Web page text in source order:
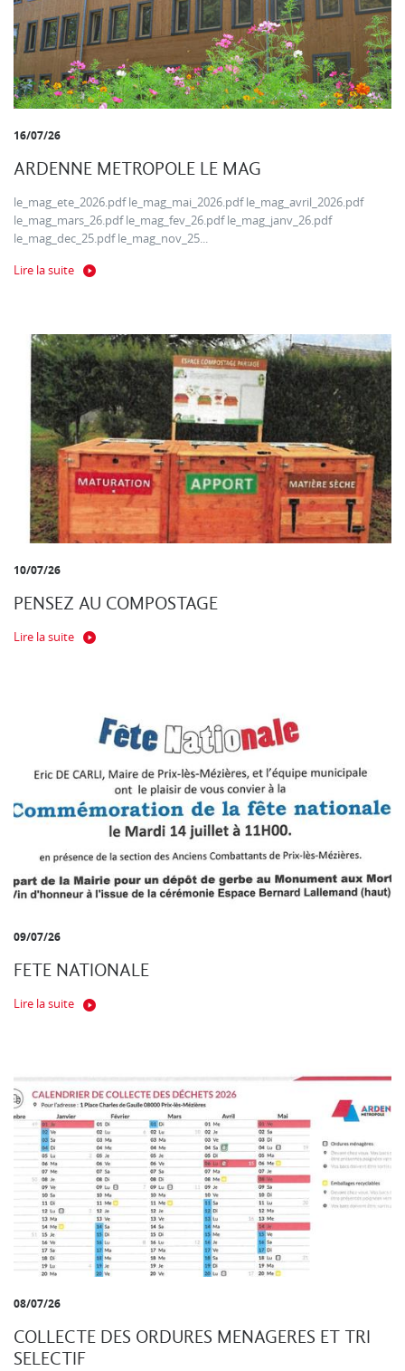
16/07/26
ARDENNE METROPOLE LE MAG
le_mag_ete_2026.pdf le_mag_mai_2026.pdf le_mag_avril_2026.pdf
le_mag_mars_26.pdf le_mag_fev_26.pdf le_mag_janv_26.pdf
le_mag_dec_25.pdf le_mag_nov_25...
Lire la suite
10/07/26
PENSEZ AU COMPOSTAGE
Lire la suite
09/07/26
FETE NATIONALE
Lire la suite
08/07/26
COLLECTE DES ORDURES MENAGERES ET TRI
SELECTIF